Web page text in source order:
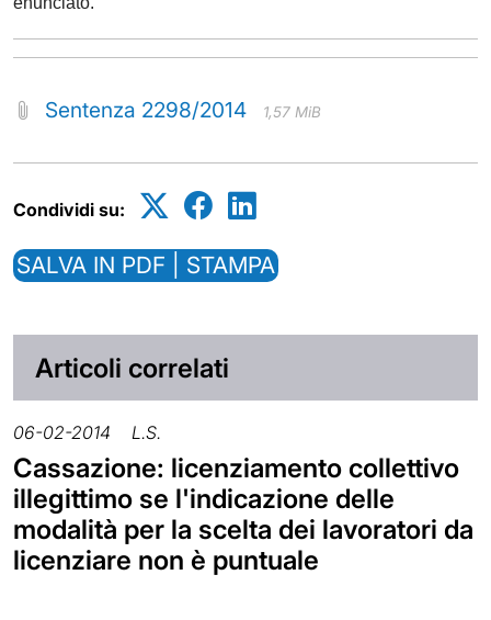
Sentenza 2298/2014 1,57 MiB
Condividi su:
SALVA IN PDF | STAMPA
Articoli correlati
06-02-2014 L.S.
Cassazione: licenziamento collettivo
illegittimo se l'indicazione delle
modalità per la scelta dei lavoratori da
licenziare non è puntuale